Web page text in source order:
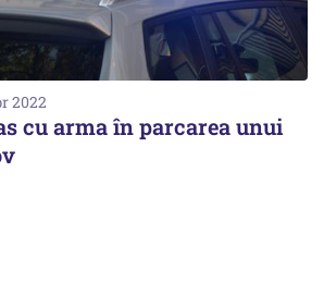
2022
cu arma în parcarea unui